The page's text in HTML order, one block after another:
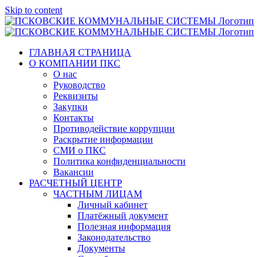
Skip to content
ГЛАВНАЯ СТРАНИЦА
О КОМПАНИИ ПКС
О нас
Руководство
Реквизиты
Закупки
Контакты
Противодействие коррупции
Раскрытие информации
СМИ о ПКС
Политика конфиденциальности
Вакансии
РАСЧЕТНЫЙ ЦЕНТР
ЧАСТНЫМ ЛИЦАМ
Личный кабинет
Платёжный документ
Полезная информация
Законодательство
Документы